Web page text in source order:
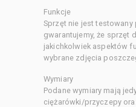
Funkcje
Sprzęt nie jest
gwarantujemy, że sprzęt
jakichkolwiek aspektów
wybrane zdjęcia
Wymiary
Podane wymiary mają
ciężarówki/przyczepy